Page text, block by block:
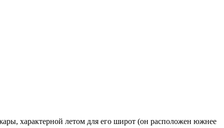
характерной летом для его широт (он расположен южнее